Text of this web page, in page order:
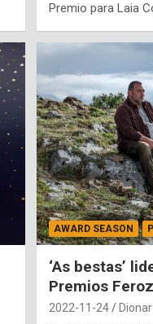
Premio para Laia
AWARD SEASON
‘As bestas’
Premios Feroz
2022-11-24